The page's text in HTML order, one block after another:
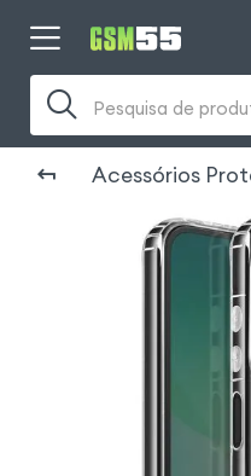
Pesquisa de
Acessórios